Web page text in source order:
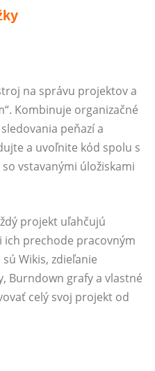
na správu projektov a
Kombinuje organizačné
peňazí a
a uvoľnite kód spolu s
vstavanými úložiskami
projekt uľahčujú
ich prechode pracovným
Wikis, zdieľanie
Burndown grafy a vlastné
celý svoj projekt od